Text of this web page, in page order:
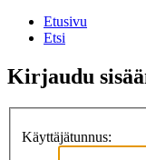
Etusivu
Etsi
Kirjaudu
Käyttäjätunnus: